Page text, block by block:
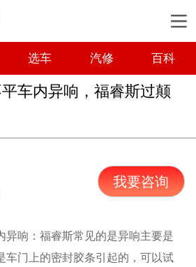
选车 汽修 百科
车内异响，福睿斯过颠
我要咨询
异响：福睿斯常见的是异响主要是
车门上的密封胶条引起的，可以试